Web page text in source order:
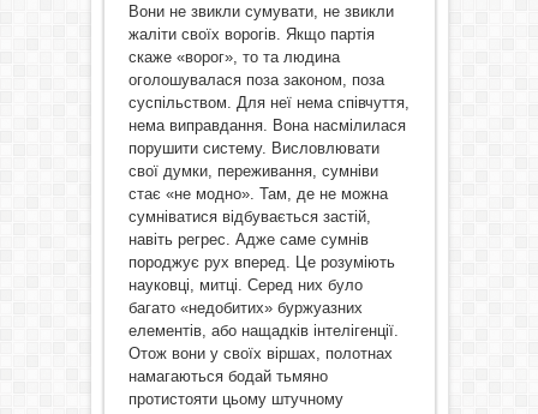
Вони не звикли сумувати, не звикли
жаліти своїх ворогів. Якщо партія
скаже «ворог», то та людина
оголошувалася поза законом, поза
суспільством. Для неї нема співчуття,
нема виправдання. Вона насмілилася
порушити систему. Висловлювати
свої думки, переживання, сумніви
стає «не модно». Там, де не можна
сумніватися відбувається застій,
навіть регрес. Адже саме сумнів
породжує рух вперед. Це розуміють
науковці, митці. Серед них було
багато «недобитих» буржуазних
елементів, або нащадків інтелігенції.
Отож вони у своїх віршах, полотнах
намагаються бодай тьмяно
протистояти цьому штучному